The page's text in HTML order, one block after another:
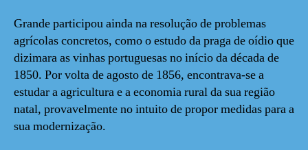
Grande participou ainda na resolução de problemas
agrícolas concretos, como o estudo da praga de oídio que
dizimara as vinhas portuguesas no início da década de
1850. Por volta de agosto de 1856, encontrava-se a
estudar a agricultura e a economia rural da sua região
natal, provavelmente no intuito de propor medidas para a
sua modernização.